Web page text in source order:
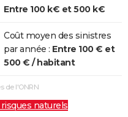
12/1995 4 j Oui
Entre 100 k€ et 500 k€
Coût moyen des sinistres
par année : Entre 100 € et
500 € / habitant
de l'ONRN
naturels